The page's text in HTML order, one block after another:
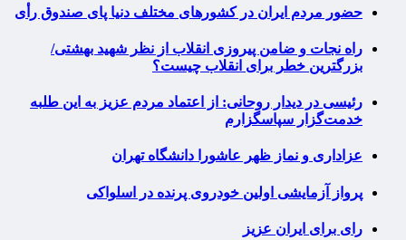
حضور مردم ایران در کشورهای مختلف دنیا پای صندوق رأی
راه نجات و ضامن پیروزی انقلاب از نظر شهید بهشتی/
بزرگترین خطر برای انقلاب چیست؟
رئیسی در دیدار روحانی: از اعتماد مردم عزیز به این طلبه
خدمت‌گزار سپاسگزارم
عزاداری و نماز ظهر عاشورا دانشگاه تهران
پرواز آزمایشی اولین خودروی پرنده در اسلواکی
رای برای ایران عزیز